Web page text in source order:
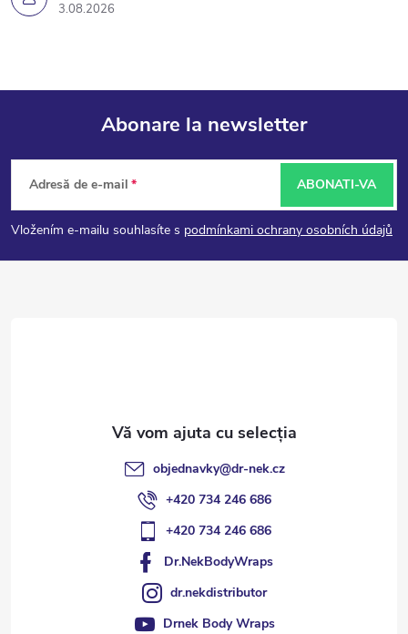
3.08.2026
S
u
b
Abonare la newsletter
Adresă de e-mail
Vložením e-mailu souhlasíte s podmínkami ochrany osobních údajů
ABONATI-VA
objednavky@dr-nek.cz
+420 734 246 686
+420 734 246 686
Dr.NekBodyWraps
dr.nekdistributor
Drnek Body Wraps